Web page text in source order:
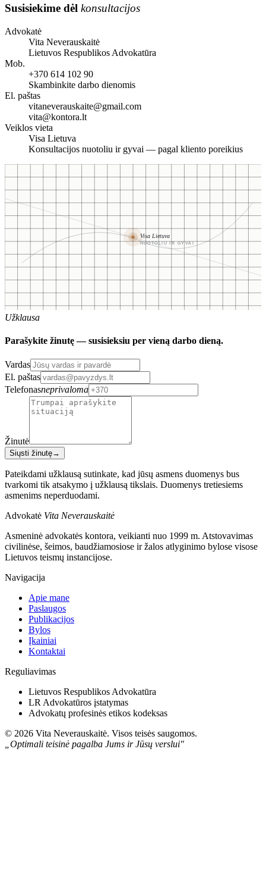
Susisiekime dėl konsultacijos
Advokatė
Vita Neverauskaitė
Lietuvos Respublikos Advokatūra
Mob.
+370 614 102 90
Skambinkite darbo dienomis
El. paštas
vitaneverauskaite@gmail.com
vita@kontora.lt
Veiklos vieta
Visa Lietuva
Konsultacijos nuotoliu ir gyvai — pagal kliento poreikius
Visa Lietuva
NUOTOLIU IR GYVAI
Užklausa
Parašykite žinutę — susisieksiu per vieną darbo dieną.
Vardas
El. paštas
Telefonasneprivaloma
Žinutė
Siųsti žinutę→
Pateikdami užklausą sutinkate, kad jūsų asmens duomenys bus
tvarkomi tik atsakymo į užklausą tikslais. Duomenys tretiesiems
asmenims neperduodami.
Advokatė Vita Neverauskaitė
Asmeninė advokatės kontora, veikianti nuo 1999 m. Atstovavimas
civilinėse, šeimos, baudžiamosiose ir žalos atlyginimo bylose visose
Lietuvos teismų instancijose.
Navigacija
Apie mane
Paslaugos
Publikacijos
Bylos
Įkainiai
Kontaktai
Reguliavimas
Lietuvos Respublikos Advokatūra
LR Advokatūros įstatymas
Advokatų profesinės etikos kodeksas
© 2026 Vita Neverauskaitė. Visos teisės saugomos.
„Optimali teisinė pagalba Jums ir Jūsų verslui"